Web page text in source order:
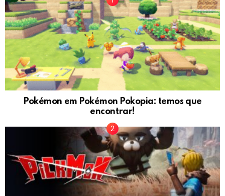
Pokémon em Pokémon Pokopia: temos que
encontrar!